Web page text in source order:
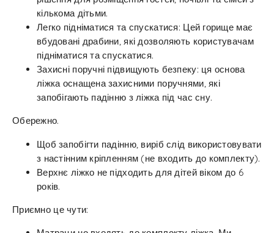
кількома дітьми.
Легко підніматися та спускатися: Цей горище має
вбудовані драбини, які дозволяють користувачам
підніматися та спускатися.
Захисні поручні підвищують безпеку: ця основа
ліжка оснащена захисними поручнями, які
запобігають падінню з ліжка під час сну.
Обережно.
Щоб запобігти падінню, виріб слід використовувати
з настінним кріпленням (не входить до комплекту).
Верхнє ліжко не підходить для дітей віком до 6
років.
Приємно це чути: